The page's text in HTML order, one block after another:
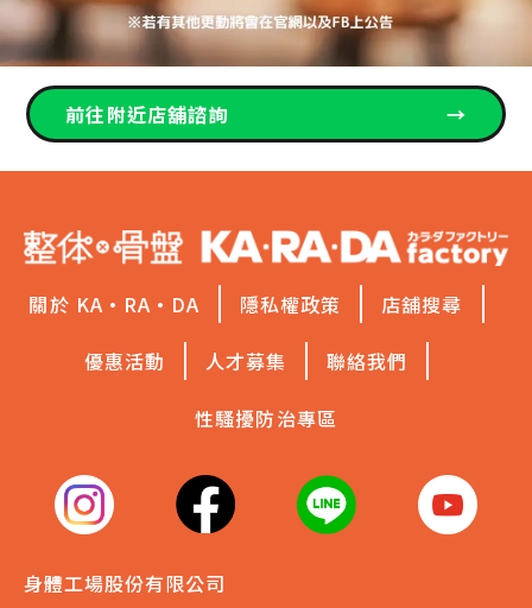
前往附近店舖諮詢 →
關於 KA·RA·DA 隱私權政策
店舖搜尋
優惠活動
人才募集
聯絡我們
性騷擾防治專區
身體工場股份有限公司